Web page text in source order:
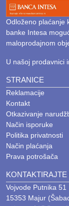
Odloženo plaćanje
banke Intesa
maloprodajnom
U našoj prodavnici
STRANICE
Reklamacije
Kontakt
Otkazivanje
Način isporuke
Politika privatnosti
Način plaćanja
Prava potrošača
KONTAKTIRAJTE
Vojvode Putnika 51
15353 Majur